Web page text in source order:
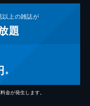
以上の雑誌が
題
※
金が発生します。